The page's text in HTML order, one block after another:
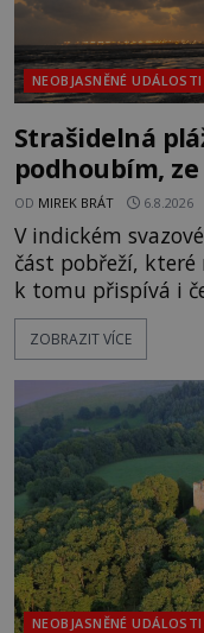
NEOBJASNĚNÉ UDÁLOSTI
Strašidelná
podhoubím,
OD MIREK BRÁT 6.8.2026
V indickém
část pobřeží,
k tomu přispívá i
pláž takové netypické
pravdivé historky,
následovat.
Surat. Gu
ZOBRAZIT VÍCE
NEOBJASNĚNÉ UDÁLOSTI